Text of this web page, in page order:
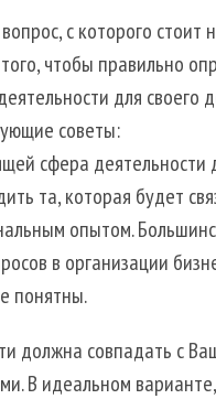
вопрос,скоторого стоит
того,чтобы правильно
для своего
советы:
сфера деятельности
та,которая будет
опытом.
в организации
понятны.
должна совпадать с
.В идеальном варианте,